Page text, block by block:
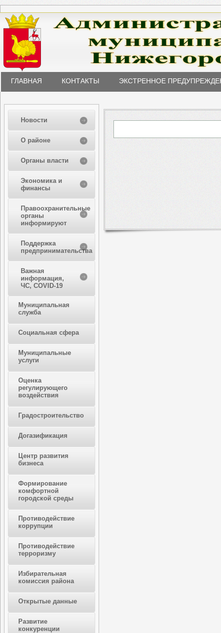
ГЛАВНАЯ КОНТАКТЫ ЭКСТРЕННОЕ
Новости
О районе
Органы власти
Экономика и
финансы
Правоохранительные
органы
информируют
Поддержка
предпринимательства
Важная
информация,
ЧС, COVID-19
Муниципальная
служба
Социальная сфера
Муниципальные
услуги
Оценка
регулирующего
воздействия
Градостроительство
Догазификация
Центр развития
бизнеса
Формирование
комфортной
городской среды
Противодействие
коррупции
Противодействие
терроризму
Избирательная
комиссия района
Открытые данные
Развитие
конкуренции